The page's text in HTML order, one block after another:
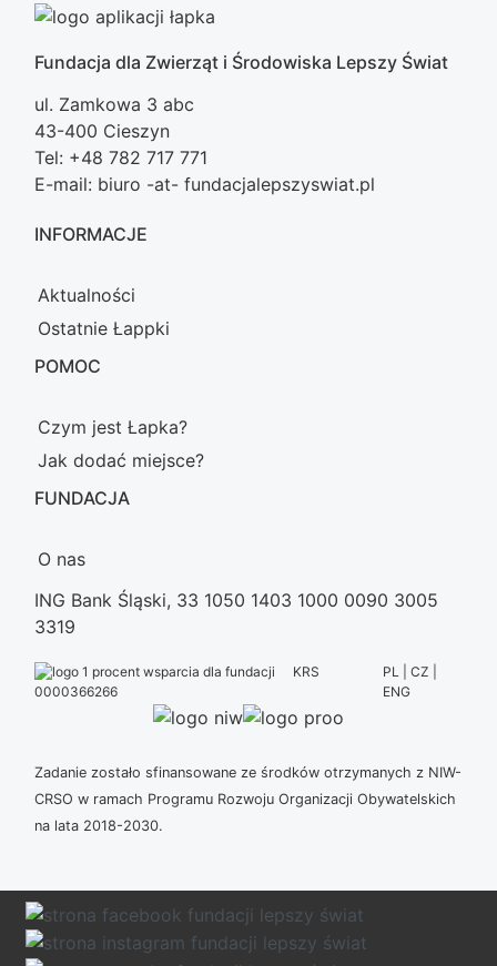
Fundacja dla Zwierząt i Środowiska Lepszy Świat
ul. Zamkowa 3 abc
43-400 Cieszyn
Tel: +48 782 717 771
E-mail: biuro -at- fundacjalepszyswiat.pl
INFORMACJE
Aktualności
Ostatnie Łappki
POMOC
Czym jest Łapka?
Jak dodać miejsce?
FUNDACJA
O nas
ING Bank Śląski, 33 1050 1403 1000 0090 3005
3319
KRS
0000366266
PL | CZ |
ENG
Zadanie zostało sfinansowane ze środków otrzymanych z NIW-
CRSO w ramach Programu Rozwoju Organizacji Obywatelskich
na lata 2018-2030.